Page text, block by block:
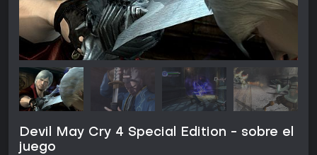
Devil May Cry 4 Special Edition - sobre el
juego